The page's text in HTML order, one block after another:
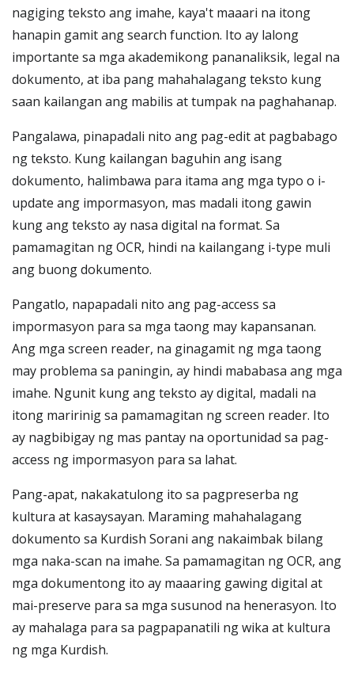
nagiging teksto ang imahe, kaya't maaari na itong
hanapin gamit ang search function. Ito ay lalong
importante sa mga akademikong pananaliksik, legal na
dokumento, at iba pang mahahalagang teksto kung
saan kailangan ang mabilis at tumpak na paghahanap.
Pangalawa, pinapadali nito ang pag-edit at pagbabago
ng teksto. Kung kailangan baguhin ang isang
dokumento, halimbawa para itama ang mga typo o i-
update ang impormasyon, mas madali itong gawin
kung ang teksto ay nasa digital na format. Sa
pamamagitan ng OCR, hindi na kailangang i-type muli
ang buong dokumento.
Pangatlo, napapadali nito ang pag-access sa
impormasyon para sa mga taong may kapansanan.
Ang mga screen reader, na ginagamit ng mga taong
may problema sa paningin, ay hindi mababasa ang mga
imahe. Ngunit kung ang teksto ay digital, madali na
itong maririnig sa pamamagitan ng screen reader. Ito
ay nagbibigay ng mas pantay na oportunidad sa pag-
access ng impormasyon para sa lahat.
Pang-apat, nakakatulong ito sa pagpreserba ng
kultura at kasaysayan. Maraming mahahalagang
dokumento sa Kurdish Sorani ang nakaimbak bilang
mga naka-scan na imahe. Sa pamamagitan ng OCR, ang
mga dokumentong ito ay maaaring gawing digital at
mai-preserve para sa mga susunod na henerasyon. Ito
ay mahalaga para sa pagpapanatili ng wika at kultura
ng mga Kurdish.